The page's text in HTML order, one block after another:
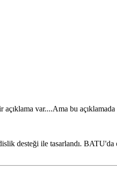
var....Ama bu açıklamada
desteği ile tasarlandı. BATU'da